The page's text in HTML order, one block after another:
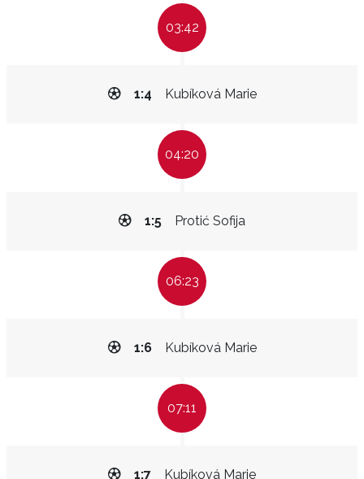
03:42
Kubíková Marie
1:4
04:20
Protić Sofija
1:5
06:23
Kubíková Marie
1:6
07:11
Kubíková Marie
1:7